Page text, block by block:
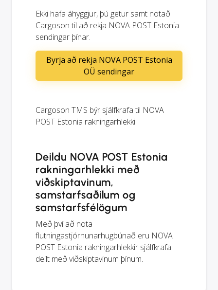
Ekki hafa áhyggjur, þú getur samt notað
Cargoson til að rekja NOVA POST Estonia
sendingar þínar.
Byrja að rekja NOVA POST Estonia
OÜ sendingar
Cargoson TMS býr sjálfkrafa til NOVA
POST Estonia rakningarhlekki.
Deildu NOVA POST Estonia
rakningarhlekki með
viðskiptavinum,
samstarfsaðilum og
samstarfsfélögum
Með því að nota
flutningastjórnunarhugbúnað eru NOVA
POST Estonia rakningarhlekkir sjálfkrafa
deilt með viðskiptavinum þínum.